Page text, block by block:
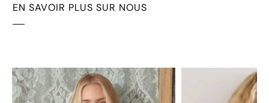
EN SAVOIR PLUS SUR NOUS